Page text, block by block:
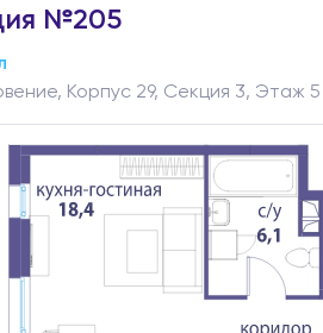
№205
Корпус 29, Секция 3, Этаж 5